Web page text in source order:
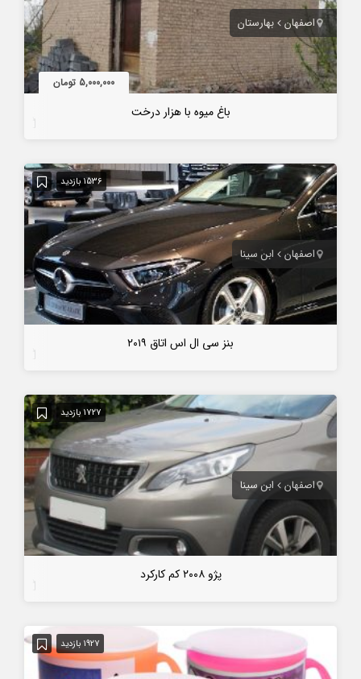
اصفهان بهارستان
5,000,000 تومان
باغ میوه با هزار درخت
1536 بازدید
اصفهان ابن سینا
بنز سی ال اس اتاق ۲۰۱۹
1727 بازدید
اصفهان ابن سینا
پژو ۲۰۰۸ کم کارکرد
1927 بازدید